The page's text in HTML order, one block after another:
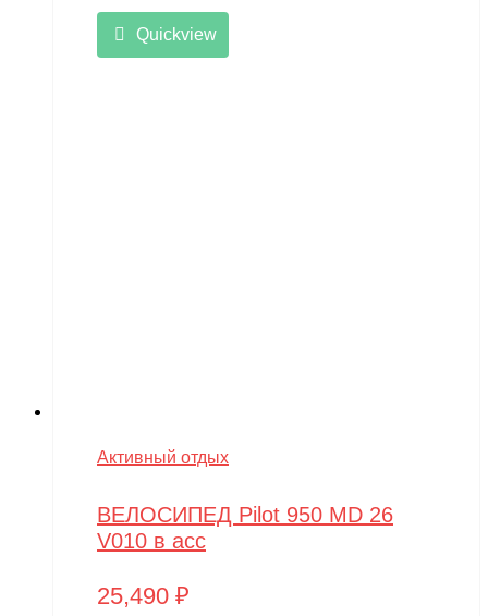
Quickview
Активный отдых
ВЕЛОСИПЕД Pilot 950 MD 26
V010 в асс
25,490 ₽